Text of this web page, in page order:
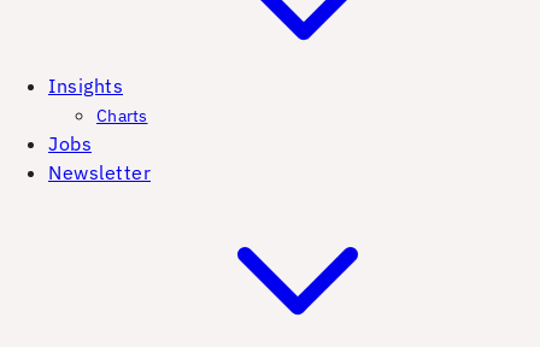
Insights
Charts
Jobs
Newsletter